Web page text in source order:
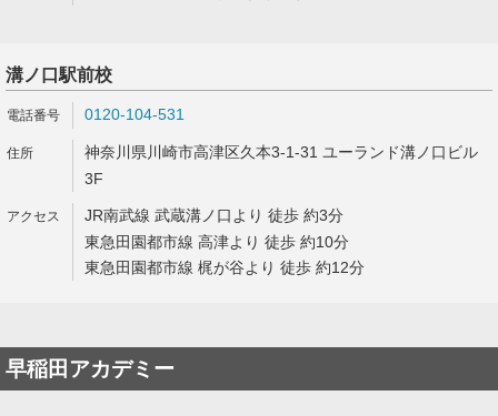
溝ノ口駅前校
0120-104-531
神奈川県川崎市高津区久本3-1-31 ユーランド溝ノ口ビル
3F
JR南武線 武蔵溝ノ口より 徒歩 約3分
東急田園都市線 高津より 徒歩 約10分
東急田園都市線 梶が谷より 徒歩 約12分
早稲田アカデミー